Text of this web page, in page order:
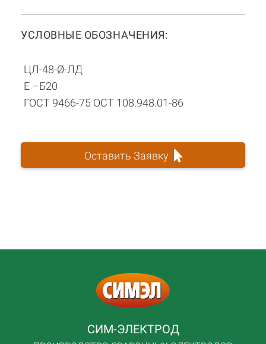
УСЛОВНЫЕ ОБОЗНАЧЕНИЯ:
ЦЛ-48-Ø-ЛД
Е –Б20
ГОСТ 9466-75 ОСТ 108.948.01-86
Оставить Заявку
СИМ-ЭЛЕКТРОД